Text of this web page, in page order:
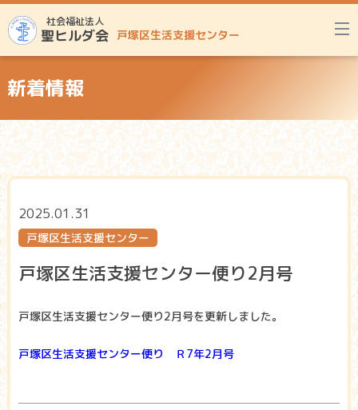
社会福祉法人
聖ヒルダ会 戸塚区生活支援センター
新着情報
2025.01.31
戸塚区生活支援センター
戸塚区生活支援センター便り2月号
戸塚区生活支援センター便り2月号を更新しました。
戸塚区生活支援センター便り Ｒ7年2月号